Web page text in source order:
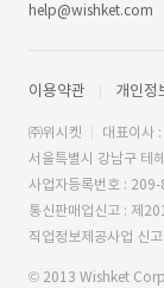
help@wishket.com
이용약관 개인정
㈜위시켓
대표이사
서울특별시 강남구 테
사업자등록번호 :
통신판매업신고 : 제
직업정보제공사업 신
© 2013 Wishket